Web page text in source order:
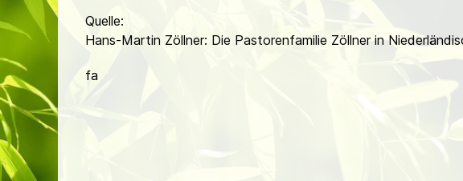
Quelle:
Hans-Martin Zöllner: Die Pastorenfamilie Zöllner in
fa